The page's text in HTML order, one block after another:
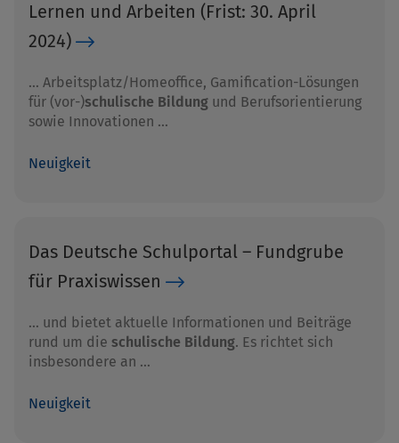
Lernen und Arbeiten (Frist: 30. April
2024)
… Arbeitsplatz/Homeoffice, Gamification-Lösungen
für (vor-)schulische Bildung und Berufsorientierung
sowie Innovationen …
Neuigkeit
Das Deutsche Schulportal – Fundgrube
für Praxiswissen
… und bietet aktuelle Informationen und Beiträge
rund um die schulische Bildung. Es richtet sich
insbesondere an …
Neuigkeit